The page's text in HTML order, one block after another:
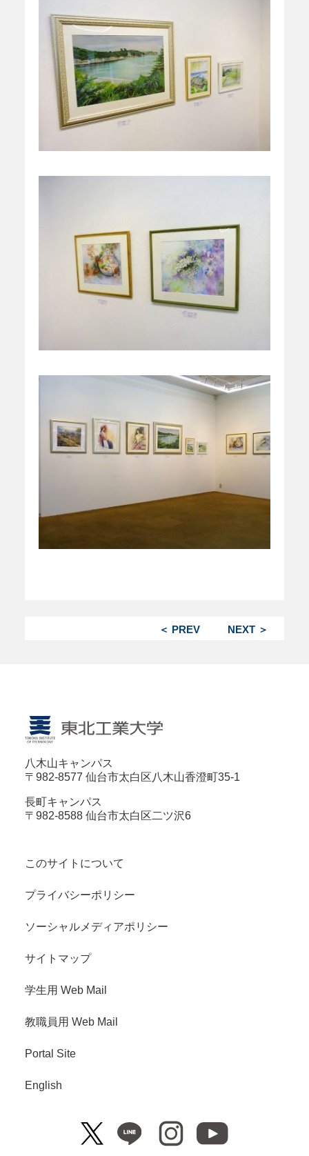
NEXT ＞
＜ PREV
八木山キャンパス
〒982-8577 仙台市太白区八木山香澄町35-1
長町キャンパス
〒982-8588 仙台市太白区二ツ沢6
このサイトについて
プライバシーポリシー
ソーシャルメディアポリシー
サイトマップ
学生用 Web Mail
教職員用 Web Mail
Portal Site
English